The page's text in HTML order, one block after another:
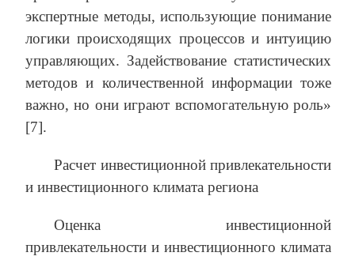
экспертные методы, использующие понимание
логики происходящих процессов и интуицию
управляющих. Задействование статистических
методов и количественной информации тоже
важно, но они играют вспомогательную роль»
[7].
Расчет инвестиционной привлекательности
и инвестиционного климата региона
Оценка инвестиционной
привлекательности и инвестиционного климата